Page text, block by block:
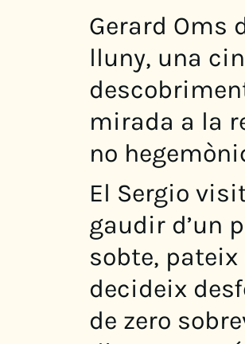
Gerard Oms
lluny, una
mirada a la
no
El Sergio
gaudir d’un
sobte, pateix
decideix
de zero